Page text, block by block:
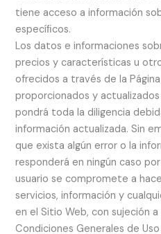
tiene acceso a información
especíﬁcos.
Los datos e informaciones
precios y características u
ofrecidos a través de la
proporcionados y
pondrá toda la diligencia
información actualizada. Sin
que exista algún error o la
responderá en ningún caso
usuario se compromete a
servicios, información y
en el Sitio Web, con sujeción
Condiciones Generales de